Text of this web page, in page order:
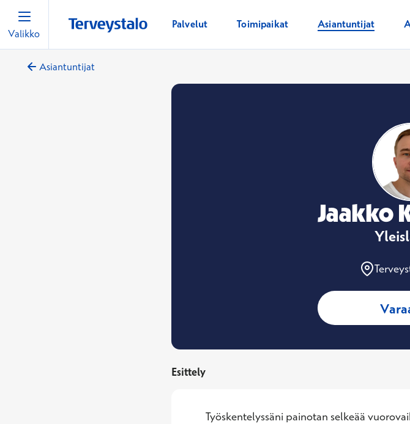
Valikko
Palvelut Toimipaikat Asiantuntijat
Asiantuntijat
Jaakko
Esittely
Työskentelyssäni painotan selkeää